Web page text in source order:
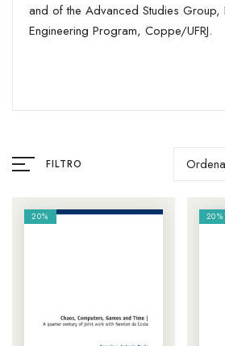
and of the Advanced Studies Group,
Engineering Program, Coppe/UFRJ.
FILTRO
20% 20%